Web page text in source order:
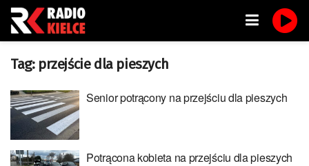
Tag: przejście dla pieszych
Senior potrącony na przejściu dla pieszych
Potrącona kobieta na przejściu dla pieszych